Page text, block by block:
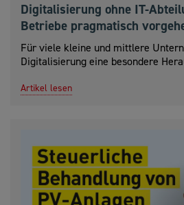
Digitalisierung ohne IT-
Betriebe pragmatisch
Für viele kleine und mittlere
Digitalisierung eine besondere
Artikel lesen